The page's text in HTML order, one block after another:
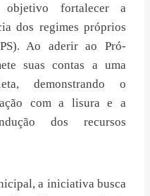
fortalecer a
dos regimes próprios
Ao aderir ao Pró-
suas contas a uma
demonstrando o
com a lisura e a
dos recursos
a iniciativa busca